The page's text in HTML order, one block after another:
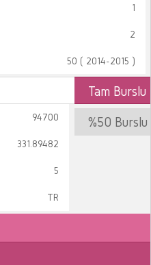
1
2
50 ( 2014-2015 )
94700
331.89482
5
TR
Tam Burslu
%50 Burslu